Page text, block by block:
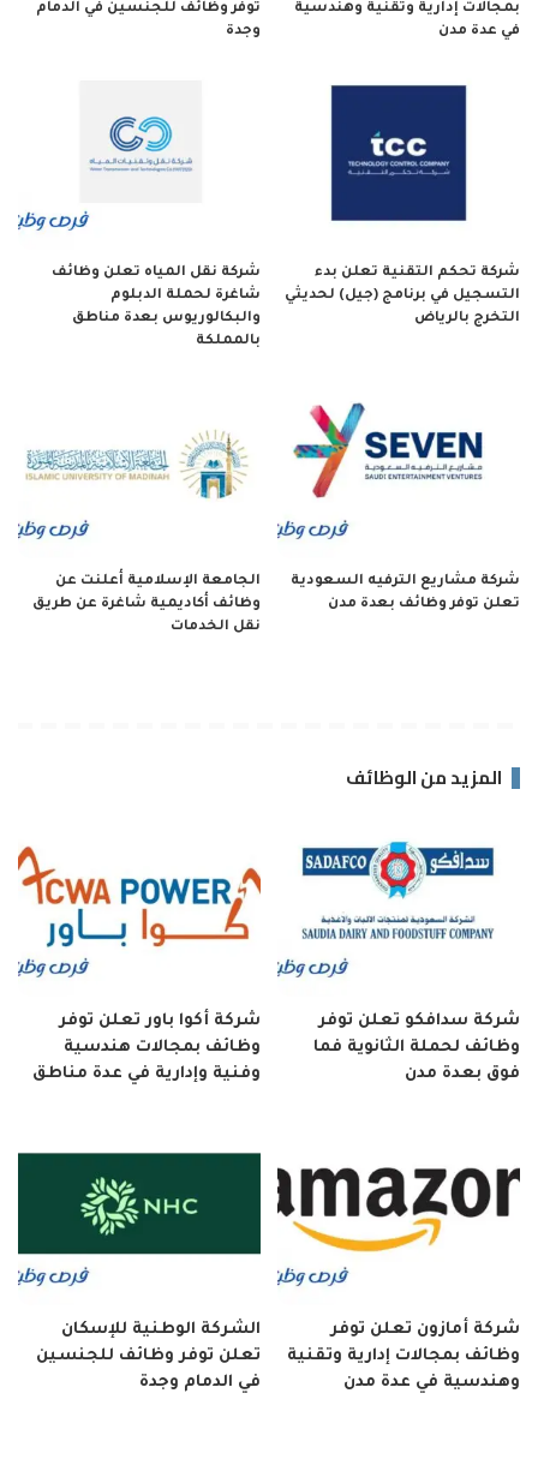
بمجالات إدارية وتقنية وهندسية
في عدة مدن
توفر وظائف للجنسين في الدمام
وجدة
شركة تحكم التقنية تعلن بدء
التسجيل في برنامج (جيل) لحديثي
التخرج بالرياض
شركة نقل المياه تعلن وظائف
شاغرة لحملة الدبلوم
والبكالوريوس بعدة مناطق
بالمملكة
شركة مشاريع الترفيه السعودية
تعلن توفر وظائف بعدة مدن
الجامعة الإسلامية أعلنت عن
وظائف أكاديمية شاغرة عن طريق
نقل الخدمات
المزيد من الوظائف
شركة سدافكو تعلن توفر
وظائف لحملة الثانوية فما
فوق بعدة مدن
شركة أكوا باور تعلن توفر
وظائف بمجالات هندسية
وفنية وإدارية في عدة مناطق
شركة أمازون تعلن توفر
وظائف بمجالات إدارية وتقنية
وهندسية في عدة مدن
الشركة الوطنية للإسكان
تعلن توفر وظائف للجنسين
في الدمام وجدة